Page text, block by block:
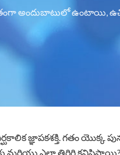
అందుబాటులో ఉంటాయి,
జ్ఞాపకశక్తి. గతం యొక్క
మరియు ఎలా తిరిగి కనిపిస్తాయి?